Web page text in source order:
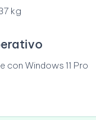
kg
con Windows 11 Pro